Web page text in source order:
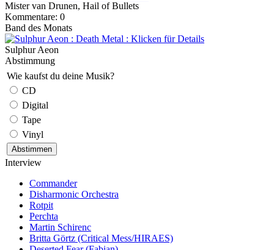
Mister van Drunen, Hail of Bullets
Kommentare: 0
Band des Monats
Sulphur Aeon
Abstimmung
Wie kaufst du deine Musik?
CD
Digital
Tape
Vinyl
Interview
Commander
Disharmonic Orchestra
Rotpit
Perchta
Martin Schirenc
Britta Görtz (Critical Mess/HIRAES)